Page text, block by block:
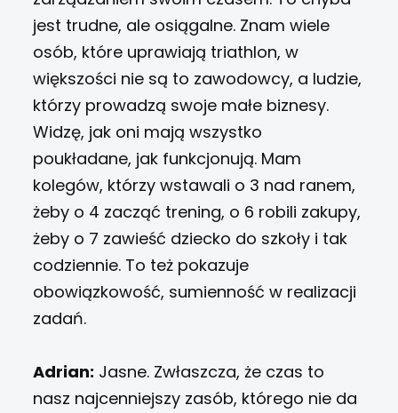
jest trudne, ale osiągalne. Znam wiele
osób, które uprawiają triathlon, w
większości nie są to zawodowcy, a ludzie,
którzy prowadzą swoje małe biznesy.
Widzę, jak oni mają wszystko
poukładane, jak funkcjonują. Mam
kolegów, którzy wstawali o 3 nad ranem,
żeby o 4 zacząć trening, o 6 robili zakupy,
żeby o 7 zawieść dziecko do szkoły i tak
codziennie. To też pokazuje
obowiązkowość, sumienność w realizacji
zadań.
Adrian: Jasne. Zwłaszcza, że czas to
nasz najcenniejszy zasób, którego nie da